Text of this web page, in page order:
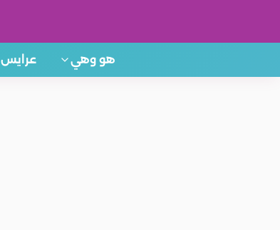
هو وهي عرايس